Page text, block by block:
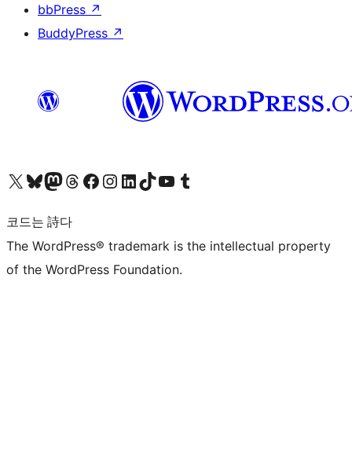
bbPress ↗
BuddyPress ↗
X(이전 트위터) 계정 방문하기블루스카이 계정 방문하기마스토돈 계정 방문하기스레드 계정 방문하기 페이스북 페이지 방문하기인스타그램 계정 방문하기 LinkedIn 계정 방문하기틱톡 계정 방문하기유튜브 채널 방문하기 텀블러 계정 방문하기
코드는 詩다
The WordPress® trademark is the intellectual property
of the WordPress Foundation.